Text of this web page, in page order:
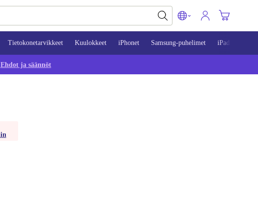
Tietokonetarvikkeet Kuulokkeet iPhonet Samsung-puhelimet iPadit
Ehdot ja säännöt